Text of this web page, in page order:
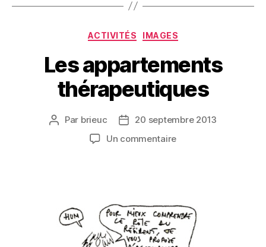
Catégories
ACTIVITÉS IMAGES
Les appartements
thérapeutiques
Auteur
Par brieuc
Date20 septembre 2013
Un commentairesur